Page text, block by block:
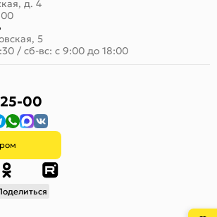
д. 4
5
/ сб-вс: с 9:00 до 18:00
00